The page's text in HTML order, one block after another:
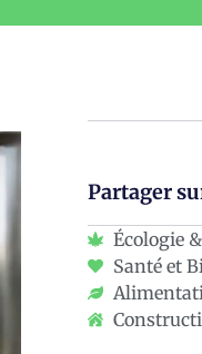
Partager
Écologie
Santé et